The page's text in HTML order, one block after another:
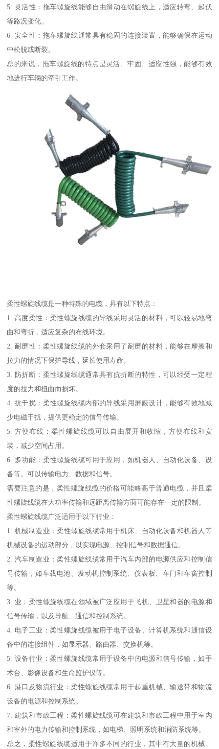
5. 灵活性：拖车螺旋线能够自由滑动在螺旋线上，适应转弯、起伏
等路况变化。
6. 安全性：拖车螺旋线通常具有稳固的连接装置，能够确保在运动
中松脱或断裂。
总的来说，拖车螺旋线的特点是灵活、牢固、适应性强，能够有效
地进行车辆的牵引工作。
柔性螺旋线缆是一种特殊的电缆，具有以下特点：
1. 高度柔性：柔性螺旋线缆的导线采用灵活的材料，可以轻易地弯
曲和弯折，适应复杂的布线环境。
2. 耐磨性：柔性螺旋线缆的外套采用了耐磨的材料，能够在摩擦和
拉力的情况下保护导线，延长使用寿命。
3. 防折断：柔性螺旋线缆通常具有抗折断的特性，可以经受一定程
度的拉力和扭曲而损坏。
4. 抗干扰：柔性螺旋线缆内部的导线采用屏蔽设计，能够有效地减
少电磁干扰，提供更稳定的信号传输。
5. 方便布线：柔性螺旋线缆可以自由展开和收缩，方便布线和安
装，减少空间占用。
6. 多功能：柔性螺旋线缆可用于应用，如机器人、自动化设备、设
备等。可以传输电力、数据和信号。
需要注意的是，柔性螺旋线缆的价格可能略高于普通电缆，并且柔
性螺旋线缆在大功率传输和远距离传输方面可能存在一定的限制。
柔性螺旋线缆广泛适用于以下行业：
1. 机械制造业：柔性螺旋线缆常用于机床、自动化设备和机器人等
机械设备的运动部分，以实现电源、控制信号和数据通信。
2. 汽车制造业：柔性螺旋线缆常用于汽车内部的电源供应和控制信
号传输，如车载电池、发动机控制系统、仪表板、车门和车窗控制
等。
3. 业：柔性螺旋线缆在领域被广泛应用于飞机、卫星和器的电源和
信号传输，以及导航、通信和控制系统。
4. 电子工业：柔性螺旋线缆被用于电子设备、计算机系统和通信设
备中的连接组件，如显示器、路由器、交换机等。
5. 设备行业：柔性螺旋线缆常用于设备中的电源和信号传输，如手
术台、影像设备和生命监护仪等。
6. 港口及物流行业：柔性螺旋线缆常用于起重机械、输送带和物流
设备的电源和控制系统。
7. 建筑和市政工程：柔性螺旋线缆可在建筑和市政工程中用于室内
和室外的电力传输和控制系统，如电梯、照明系统和消防系统等。
总之，柔性螺旋线缆适用于许多不同的行业，其中有大量的机械、